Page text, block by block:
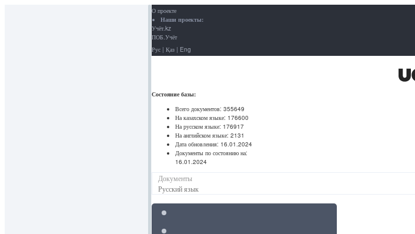
О проекте
Наши проекты:
Учёт.kz
ПОБ.Учёт
Рус | Қаз | Eng
Состояние базы:
Всего документов: 355649
На казахском языке: 176600
На русском языке: 176917
На английском языке: 2131
Дата обновления: 16.01.2024
Документы по состоянию на:
16.01.2024
Документы
Русский язык